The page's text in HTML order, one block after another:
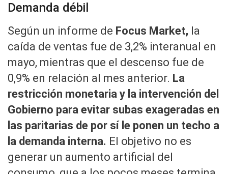
Demanda débil
Según un informe de Focus Market, la
caída de ventas fue de 3,2% interanual en
mayo, mientras que el descenso fue de
0,9% en relación al mes anterior. La
restricción monetaria y la intervención del
Gobierno para evitar subas exageradas en
las paritarias de por sí le ponen un techo a
la demanda interna. El objetivo no es
generar un aumento artificial del